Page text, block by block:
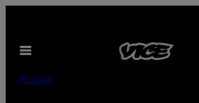
contenido
Abrir
Música